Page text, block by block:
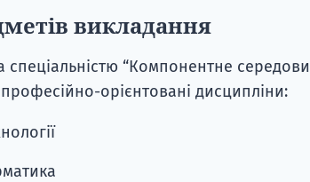
викладання
спеціальністю “Компонентне
професійно-орієнтовані дисципліни: